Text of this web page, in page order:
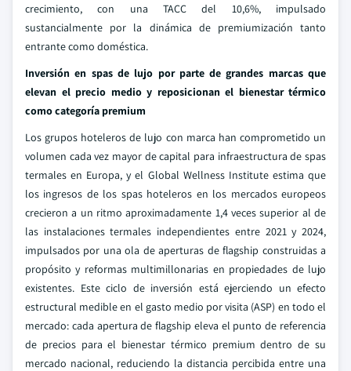
crecimiento, con una TACC del 10,6%, impulsado
sustancialmente por la dinámica de premiumización tanto
entrante como doméstica.
Inversión en spas de lujo por parte de grandes marcas que
elevan el precio medio y reposicionan el bienestar térmico
como categoría premium
Los grupos hoteleros de lujo con marca han comprometido un
volumen cada vez mayor de capital para infraestructura de spas
termales en Europa, y el Global Wellness Institute estima que
los ingresos de los spas hoteleros en los mercados europeos
crecieron a un ritmo aproximadamente 1,4 veces superior al de
las instalaciones termales independientes entre 2021 y 2024,
impulsados por una ola de aperturas de flagship construidas a
propósito y reformas multimillonarias en propiedades de lujo
existentes. Este ciclo de inversión está ejerciendo un efecto
estructural medible en el gasto medio por visita (ASP) en todo el
mercado: cada apertura de flagship eleva el punto de referencia
de precios para el bienestar térmico premium dentro de su
mercado nacional, reduciendo la distancia percibida entre una